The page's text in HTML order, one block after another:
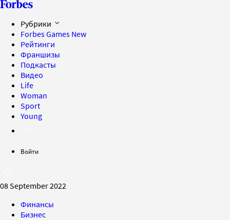
Рубрики
Forbes Games New
Рейтинги
Франшизы
Подкасты
Видео
Life
Woman
Sport
Young
Войти
08 September 2022
Финансы
Бизнес